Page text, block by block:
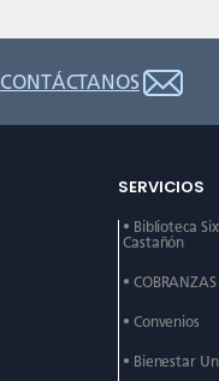
CONTÁCTANOS
SERVICIOS
• Biblioteca
Castañón
• COBRANZAS
• Convenios
• Bienestar